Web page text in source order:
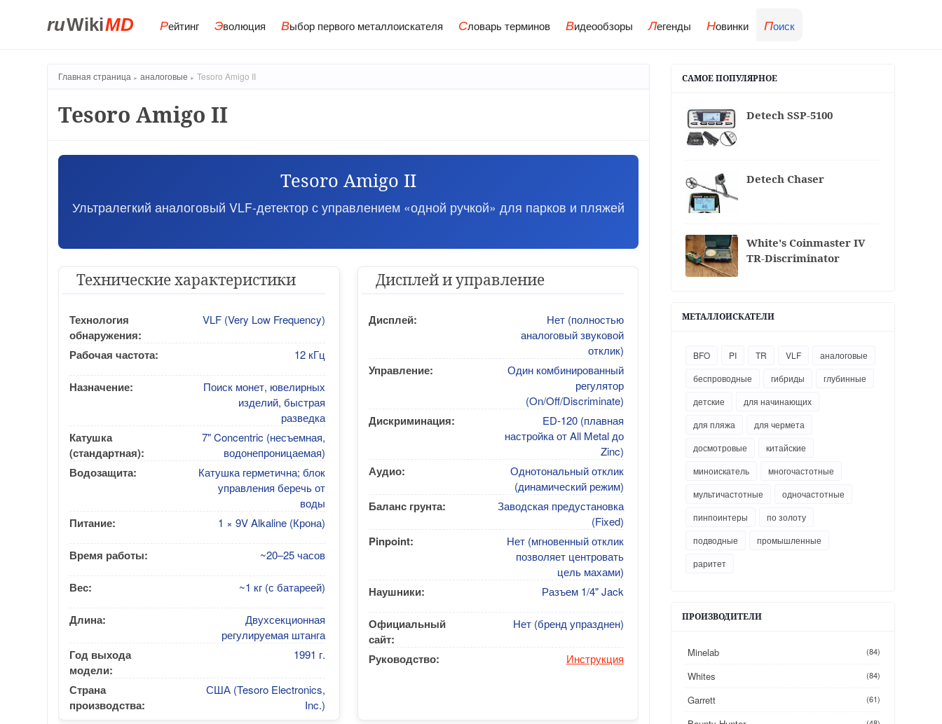
ruWikiMD Рейтинг Эволюция Выбор первого металлоискателя Словарь терминов Видеообзоры Легенды Новинки Поиск
Главная страница аналоговые Tesoro Amigo II
Tesoro Amigo II
Tesoro Amigo II
Ультралегкий аналоговый VLF-детектор с управлением «одной ручкой» для парков и пляжей
Технические характеристики
Технология
обнаружения:
VLF (Very Low Frequency)
Рабочая частота: 12 кГц
Назначение:
Поиск монет, ювелирных
изделий, быстрая
разведка
Катушка
(стандартная):
7" Concentric (несъемная,
водонепроницаемая)
Водозащита:
Катушка герметична; блок
управления беречь от
воды
Питание: 1 × 9V Alkaline (Крона)
Время работы: ~20–25 часов
Вес: ~1 кг (с батареей)
Длина:
Двухсекционная
регулируемая штанга
Год выхода
модели:
1991 г.
Страна
производства:
США (Tesoro Electronics,
Inc.)
Дисплей и управление
Дисплей:
Нет (полностью
аналоговый звуковой
отклик)
Управление:
Один комбинированный
регулятор
(On/Off/Discriminate)
Дискриминация:
ED-120 (плавная
настройка от All Metal до
Zinc)
Аудио:
Однотональный отклик
(динамический режим)
Баланс грунта:
Заводская предустановка
(Fixed)
Pinpoint:
Нет (мгновенный отклик
позволяет центровать
цель махами)
Наушники: Разъем 1/4" Jack
Официальный
сайт:
Нет (бренд упразднен)
Руководство: Инструкция
САМОЕ ПОПУЛЯРНОЕ
Detech SSP-5100
Detech Chaser
White's Coinmaster IV
TR-Discriminator
МЕТАЛЛОИСКАТЕЛИ
BFO PI TR VLF
аналоговые
беспроводные
гибриды
глубинные
детские
для начинающих
для пляжа
для чермета
досмотровые
китайские
миноискатель
многочастотные
мультичастотные
одночастотные
пинпоинтеры
по золоту
подводные
промышленные
раритет
ПРОИЗВОДИТЕЛИ
Minelab (84)
Whites (84)
Garrett (61)